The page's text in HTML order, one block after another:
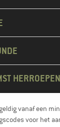
HERROEPEN
vanaf een
voor het